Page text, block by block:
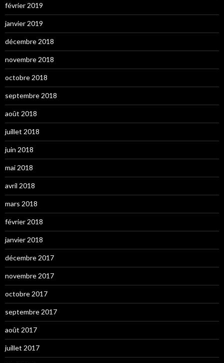
février 2019
janvier 2019
décembre 2018
novembre 2018
octobre 2018
septembre 2018
août 2018
juillet 2018
juin 2018
mai 2018
avril 2018
mars 2018
février 2018
janvier 2018
décembre 2017
novembre 2017
octobre 2017
septembre 2017
août 2017
juillet 2017